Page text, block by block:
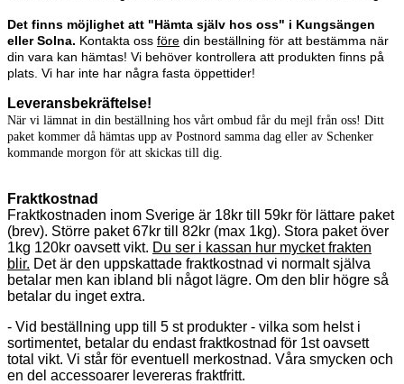
Det finns möjlighet att "Hämta själv hos oss" i Kungsängen
eller Solna. Kontakta oss före din beställning för att bestämma när
din vara kan hämtas! Vi behöver kontrollera att produkten finns på
plats. Vi har inte har några fasta öppettider!
Leveransbekräftelse!
När vi lämnat in din beställning hos vårt ombud får du mejl från oss! Ditt
paket kommer då hämtas upp av Postnord samma dag eller av Schenker
kommande morgon för att skickas till dig.
Fraktkostnad
Fraktkostnaden inom Sverige är 18kr till 59kr för lättare paket
(brev). Större paket 67kr till 82kr (max 1kg). Stora paket över
1kg 120kr oavsett vikt. Du ser i kassan hur mycket frakten
blir. Det är den uppskattade fraktkostnad vi normalt själva
betalar men kan ibland bli något lägre. Om den blir högre så
betalar du inget extra.
- Vid beställning upp till 5 st produkter - vilka som helst i
sortimentet, betalar du endast fraktkostnad för 1st oavsett
total vikt. Vi står för eventuell merkostnad. Våra smycken och
en del accessoarer levereras fraktfritt.